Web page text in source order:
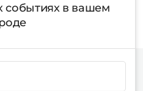
событиях в вашем